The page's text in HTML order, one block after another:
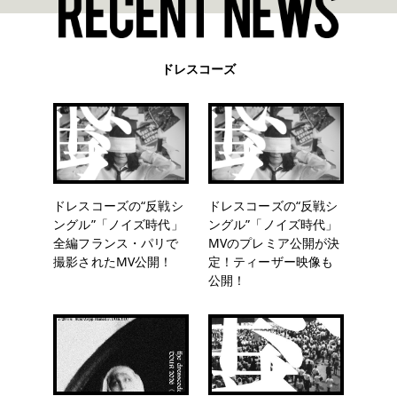
ドレスコーズ
ドレスコーズの“反戦シ
ングル”「ノイズ時代」
全編フランス・パリで
撮影されたMV公開！
ドレスコーズの“反戦シ
ングル”「ノイズ時代」
MVのプレミア公開が決
定！ティーザー映像も
公開！